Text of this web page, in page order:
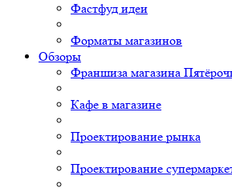
Фастфуд идеи
Форматы магазинов
Обзоры
Франшиза магазина
Кафе в магазине
Проектирование рынка
Проектирование